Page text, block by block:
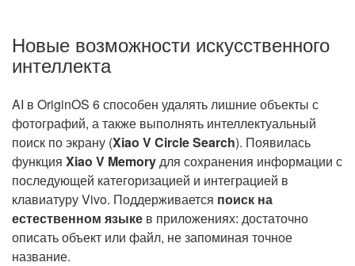
Новые возможности искусственного
интеллекта
AI в OriginOS 6 способен удалять лишние объекты с
фотографий, а также выполнять интеллектуальный
поиск по экрану (Xiao V Circle Search). Появилась
функция Xiao V Memoryдля сохранения информации с
последующей категоризацией и интеграцией в
клавиатуру Vivo. Поддерживается поиск на
естественном языке в приложениях: достаточно
описать объект или файл, не запоминая точное
название.